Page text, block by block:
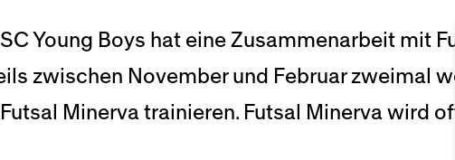
Young Boys hat eine Zusammenarbeit mit
zwischen November und Februar zweimal
Minerva trainieren. Futsal Minerva wird